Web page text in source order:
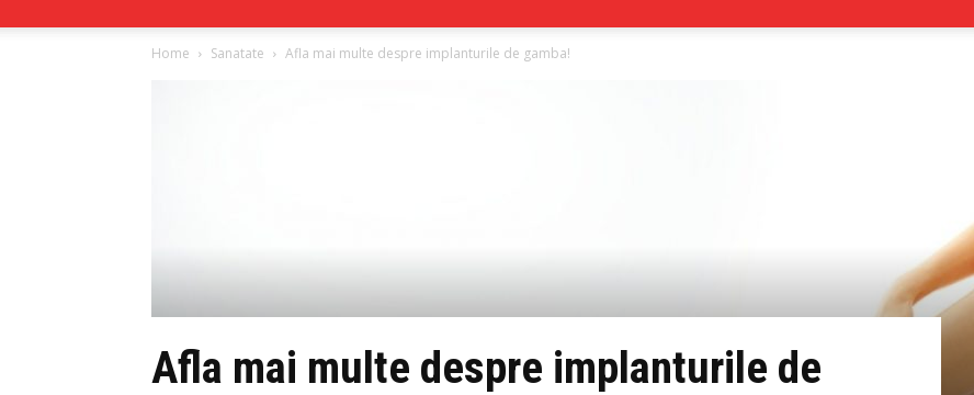
Home Sanatate Afla mai multe despre implanturile de gamba!
Afla mai multe despre implanturile de